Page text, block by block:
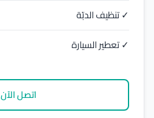
✓ تنظيف الدبّة
✓ تعطير السيارة
اتصل الآن